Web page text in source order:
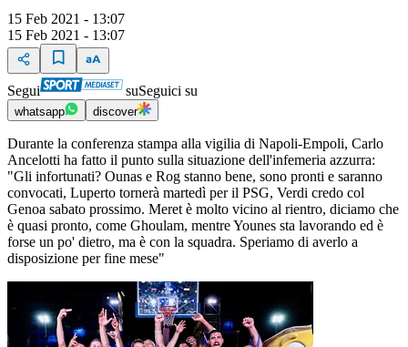
15 Feb 2021 - 13:07
15 Feb 2021 - 13:07
Segui suSeguici su
whatsapp discover
Durante la conferenza stampa alla vigilia di Napoli-Empoli, Carlo
Ancelotti ha fatto il punto sulla situazione dell'infemeria azzurra:
"Gli infortunati? Ounas e Rog stanno bene, sono pronti e saranno
convocati, Luperto tornerà martedì per il PSG, Verdi credo col
Genoa sabato prossimo. Meret è molto vicino al rientro, diciamo che
è quasi pronto, come Ghoulam, mentre Younes sta lavorando ed è
forse un po' dietro, ma è con la squadra. Speriamo di averlo a
disposizione per fine mese"